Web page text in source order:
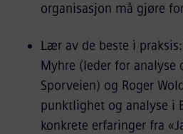
organisasjon må gjøre
Lær av de beste i
Myhre (leder for analyse
Sporveien) og Roger
punktlighet og analyse i
konkrete erfaringer fra